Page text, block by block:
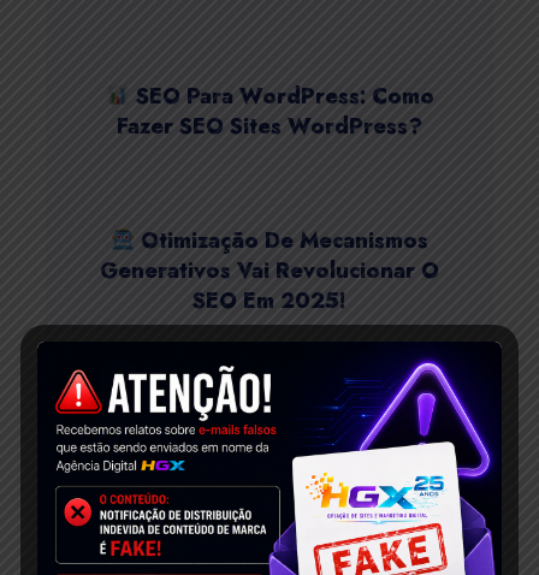
SEO Para WordPress: Como
Fazer SEO Sites WordPress?
Otimização De Mecanismos
Generativos Vai Revolucionar O
SEO Em 2025!
Estratégias De Marketing
Digital Para Pequenas Empresas!
Como Fazer SEO Sites Wix?